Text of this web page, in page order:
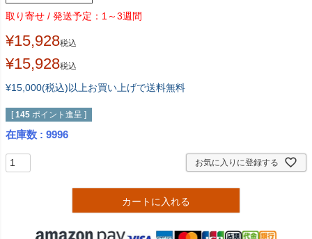
1～3週間
¥15,928税込
¥15,928税込
¥15,000(税込)以上お買い上げで送料無料
[ 145 ポイント進呈 ]
在庫数 9996
お気に入りに登録する
カートに入れる